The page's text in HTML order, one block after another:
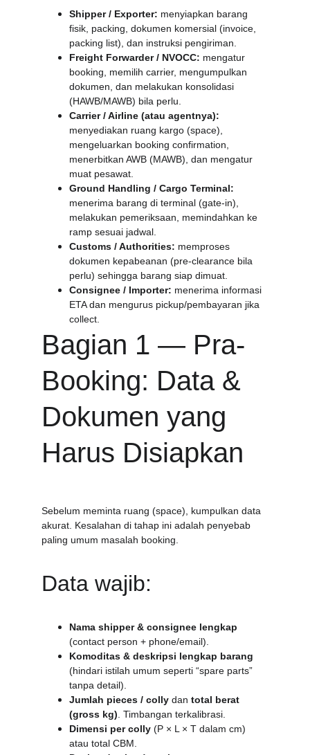
Shipper / Exporter: menyiapkan barang
fisik, packing, dokumen komersial (invoice,
packing list), dan instruksi pengiriman.
Freight Forwarder / NVOCC: mengatur
booking, memilih carrier, mengumpulkan
dokumen, dan melakukan konsolidasi
(HAWB/MAWB) bila perlu.
Carrier / Airline (atau agentnya):
menyediakan ruang kargo (space),
mengeluarkan booking confirmation,
menerbitkan AWB (MAWB), dan mengatur
muat pesawat.
Ground Handling / Cargo Terminal:
menerima barang di terminal (gate-in),
melakukan pemeriksaan, memindahkan ke
ramp sesuai jadwal.
Customs / Authorities: memproses
dokumen kepabeanan (pre-clearance bila
perlu) sehingga barang siap dimuat.
Consignee / Importer: menerima informasi
ETA dan mengurus pickup/pembayaran jika
collect.
Bagian 1 — Pra-
Booking: Data &
Dokumen yang
Harus Disiapkan
Sebelum meminta ruang (space), kumpulkan data
akurat. Kesalahan di tahap ini adalah penyebab
paling umum masalah booking.
Data wajib:
Nama shipper & consignee lengkap
(contact person + phone/email).
Komoditas & deskripsi lengkap barang
(hindari istilah umum seperti “spare parts”
tanpa detail).
Jumlah pieces / colly dan total berat
(gross kg) . Timbangan terkalibrasi.
Dimensi per colly (P × L × T dalam cm)
atau total CBM.